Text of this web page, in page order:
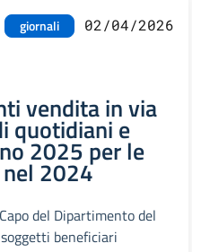
giornali
02/04/2026
vendita in via
quotidiani e
2025 per le
2024
del Dipartimento del
beneficiari